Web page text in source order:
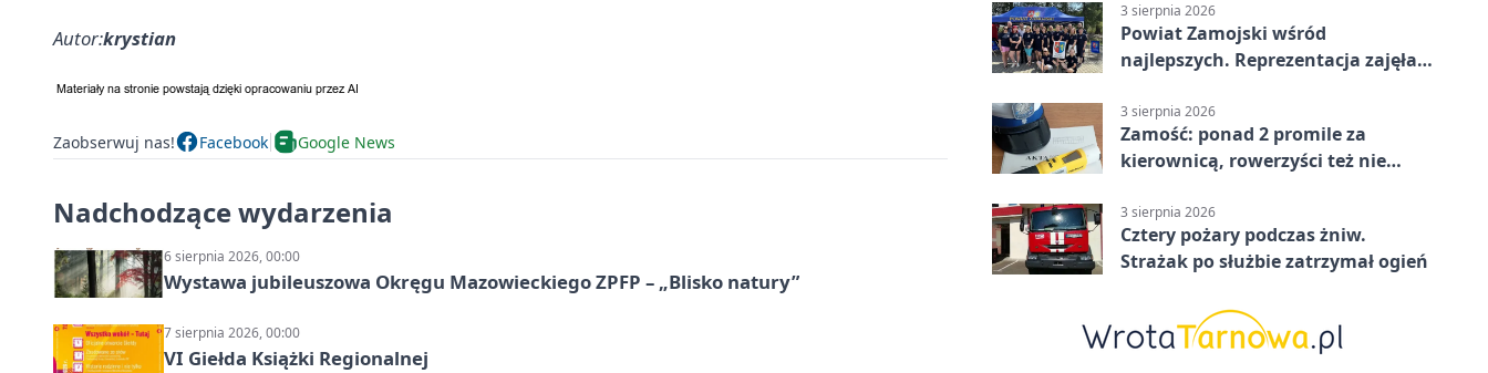
Autor:krystian
Zaobserwuj nas! Facebook Google News
Nadchodzące wydarzenia
6 sierpnia 2026, 00:00
Wystawa jubileuszowa Okręgu Mazowieckiego ZPFP – „Blisko natury”
7 sierpnia 2026, 00:00
VI Giełda Książki Regionalnej
3 sierpnia 2026
Powiat Zamojski wśród
najlepszych. Reprezentacja zajęła
3 sierpnia 2026
Zamość: ponad 2 promile za
kierownicą, rowerzyści też nie
3 sierpnia 2026
Cztery pożary podczas żniw.
Strażak po służbie zatrzymał ogień